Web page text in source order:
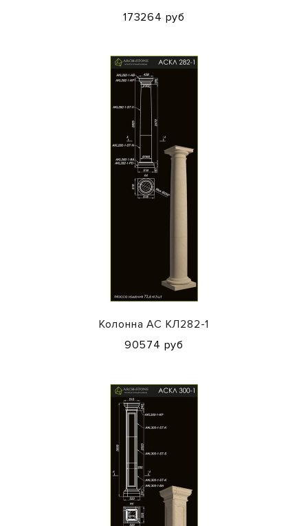
173264 руб
Колонна АС КЛ282-1
90574 руб